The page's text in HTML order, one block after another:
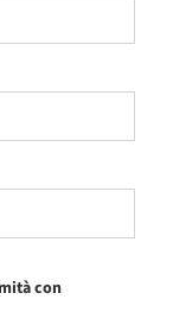
con